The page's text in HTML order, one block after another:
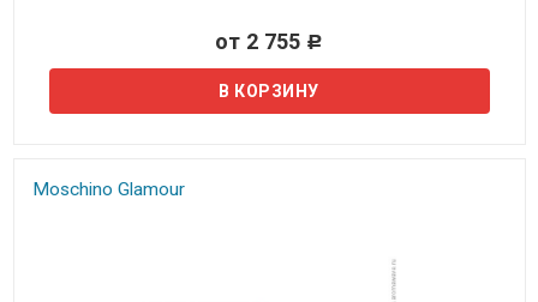
от 2 755 Р
Moschino Glamour